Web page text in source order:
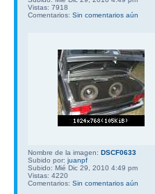
Vistas: 7918
Comentarios: Sin comentarios aún
Nombre de la imagen: DSCF0633
Subido por: juanpf
Subido: Mié Dic 29, 2010 4:49 pm
Vistas: 4220
Comentarios: Sin comentarios aún